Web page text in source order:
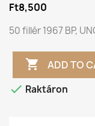
Ft8,500
50 fillér 1967 BP,
 ADD TO
 Raktáron